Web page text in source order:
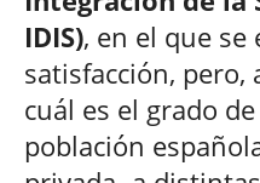
IDIS), en el que se
satisfacción, pero,
cuál es el grado
población